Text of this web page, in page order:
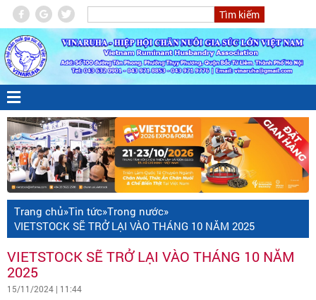
Trang chủ»Tin tức»Trong nước»
VIETSTOCK SẼ TRỞ LẠI VÀO THÁNG 10 NĂM 2025
VIETSTOCK SẼ TRỞ LẠI VÀO THÁNG 10 NĂM
2025
15/11/2024 | 11:44